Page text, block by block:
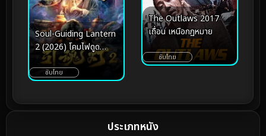
Soul-Guiding Lantern
2 (2026) โคมไฟดูด
วิญญาณ 2
ซับไทย
The Outlaws 2017
เถื่อน เหนือกฏหมาย
ซับไทย
ประเภทหนัง